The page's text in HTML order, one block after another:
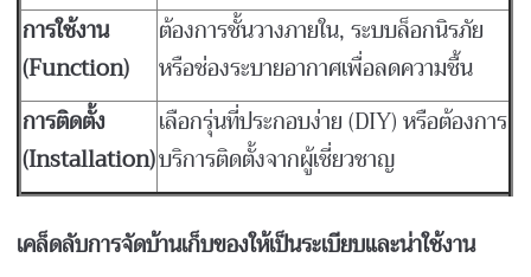
การใช้งาน
(Function)
ต้องการชั้นวางภายใน, ระบบล็อกนิรภัย
หรือช่องระบายอากาศเพื่อลดความชื้น
การติดตั้ง
(Installation)
เลือกรุ่นที่ประกอบง่าย (DIY) หรือต้องการ
บริการติดตั้งจากผู้เชี่ยวชาญ
เคล็ดลับการจัดบ้านเก็บของให้เป็นระเบียบและน่าใช้งาน